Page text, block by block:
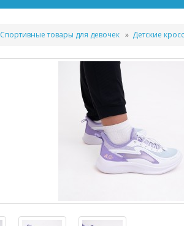
Спортивные товары для девочек Детские